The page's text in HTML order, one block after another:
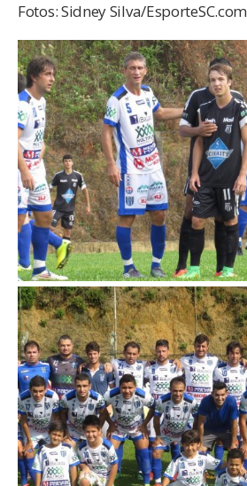
Fotos: Sidney Silva/EsporteSC.com